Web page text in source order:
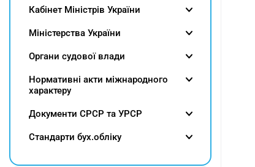
Кабінет Міністрів України
Міністерства України
Органи судової влади
Нормативні акти міжнародного
характеру
Документи СРСР та УРСР
Cтандарти бух.обліку